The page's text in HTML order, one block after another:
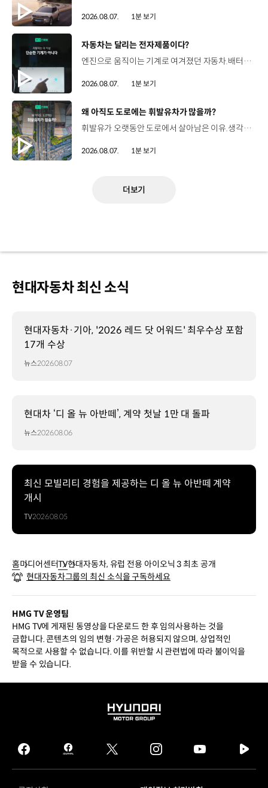
2026.08.07. 1분 보기
[동영상]
자동차는 달리는 전자제품이다?
엔진으로 움직이는 기계로 여겨졌던 자동차.배터리와 소프트웨어를 통해 어떻게 바뀌고 있을까요? 현대진행형 팟캐스트 EP.21에서 확인하세요.📻 #현대자동차그룹 #현대진행형 #모빌리티팟캐스트 #SDV #전기차 #연료 #미래모빌리티 #모빌리티
2026.08.07. 1분 보기
[동영상]
왜 아직도 도로에는 휘발유차가 많을까?
휘발유가 오랫동안 도로에서 살아남은 이유.생각보다 강력한 장점이 있었습니다. 현대진행형 팟캐스트 EP.21에서 확인하세요.📻 #현대자동차그룹 #현대진행형 #모빌리티팟캐스트 #휘발유 #내연기관 #연료 #미래모빌리티 #모빌리티
2026.08.07. 1분 보기
더보기
현대자동차 최신 소식
현대자동차·기아, '2026 레드 닷 어워드' 최우수상 포함
17개 수상
뉴스2026.08.07
현대차 ‘디 올 뉴 아반떼’, 계약 첫날 1만 대 돌파
뉴스2026.08.06
최신 모빌리티 경험을 제공하는 디 올 뉴 아반떼 계약
개시
TV2026.08.05
홈미디어센터TV현대자동차, 유럽 전용 아이오닉 3 최초 공개
현대자동차그룹의 최신 소식을 구독하세요
HMG TV 운영팀
HMG TV에 게재된 동영상을 다운로드 한 후 임의사용하는 것을
금합니다. 콘텐츠의 임의 변형·가공은 허용되지 않으며, 상업적인
목적으로 사용할 수 없습니다. 이를 위반할 시 관련법에 따라 불이익을
받을 수 있습니다.
HYUNDAI
GROUP
facebook
hmg
journal
twitter instagram
tv